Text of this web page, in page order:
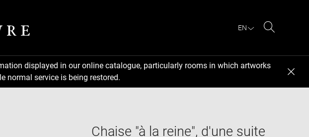
EN
displayed in our online catalogue, particularly rooms in which artworks
normal service is being restored.
Chaise "à la reine", d'une suite